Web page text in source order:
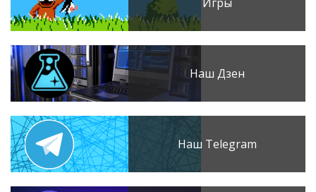
Наш Дзен
Наш Telegram